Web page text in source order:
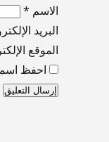
الاسم *
البريد
الموقع
احفظ